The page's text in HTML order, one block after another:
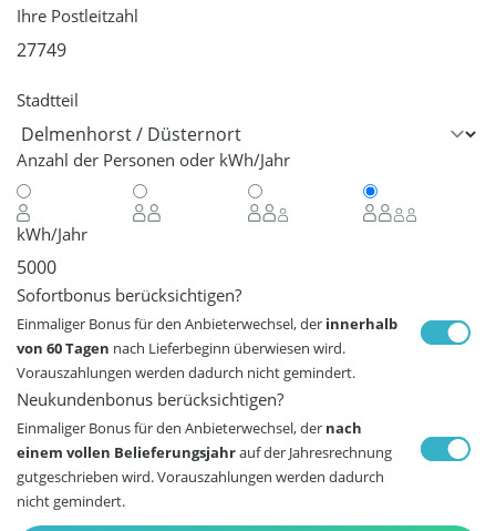
Ihre Postleitzahl
Stadtteil
Anzahl der Personen oder kWh/Jahr
kWh/Jahr
Sofortbonus berücksichtigen?
Einmaliger Bonus für den Anbieterwechsel, der innerhalb
von 60 Tagen nach Lieferbeginn überwiesen wird.
Vorauszahlungen werden dadurch nicht gemindert.
Neukundenbonus berücksichtigen?
Einmaliger Bonus für den Anbieterwechsel, der nach
einem vollen Belieferungsjahrauf der Jahresrechnung
gutgeschrieben wird. Vorauszahlungen werden dadurch
nicht gemindert.